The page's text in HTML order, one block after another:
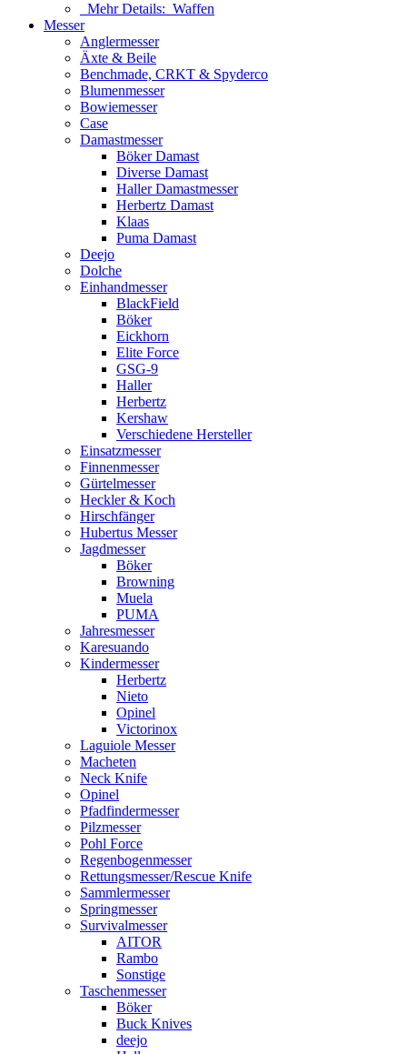
Mehr Details: Waffen
Messer
Anglermesser
Äxte & Beile
Benchmade, CRKT & Spyderco
Blumenmesser
Bowiemesser
Case
Damastmesser
Böker Damast
Diverse Damast
Haller Damastmesser
Herbertz Damast
Klaas
Puma Damast
Deejo
Dolche
Einhandmesser
BlackField
Böker
Eickhorn
Elite Force
GSG-9
Haller
Herbertz
Kershaw
Verschiedene Hersteller
Einsatzmesser
Finnenmesser
Gürtelmesser
Heckler & Koch
Hirschfänger
Hubertus Messer
Jagdmesser
Böker
Browning
Muela
PUMA
Jahresmesser
Karesuando
Kindermesser
Herbertz
Nieto
Opinel
Victorinox
Laguiole Messer
Macheten
Neck Knife
Opinel
Pfadfindermesser
Pilzmesser
Pohl Force
Regenbogenmesser
Rettungsmesser/Rescue Knife
Sammlermesser
Springmesser
Survivalmesser
AITOR
Rambo
Sonstige
Taschenmesser
Böker
Buck Knives
deejo